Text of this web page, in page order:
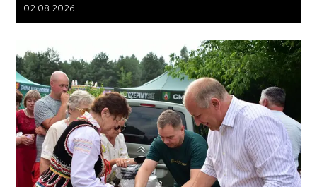
Data dodania galerii:
02.08.2026